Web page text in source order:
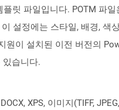
릿 파일입니다. POTM 파
설정에는 스타일, 배경, 색
이 설치된 이전 버전의
습니다.
XPS, 이미지(TIFF,